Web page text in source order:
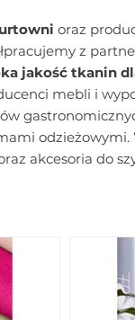
oraz
z
jakość tkanin
mebli i
akcesoria do